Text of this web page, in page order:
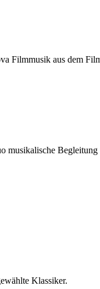
Filmmusik aus dem
musikalische
Klassiker.